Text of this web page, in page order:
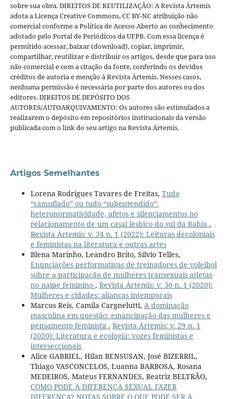
sobre sua obra. DIREITOS DE REUTILIZAÇÃO: A Revista Ártemis
adota a Licença Creative Commons, CC BY-NC atribuição não
comercial conforme a Política de Acesso Aberto ao conhecimento
adotado pelo Portal de Periódicos da UFPB. Com essa licença é
permitido acessar, baixar (download), copiar, imprimir,
compartilhar, reutilizar e distribuir os artigos, desde que para uso
não comercial e com a citação da fonte, conferindo os devidos
créditos de autoria e menção à Revista Ártemis. Nesses casos,
nenhuma permissão é necessária por parte dos autores ou dos
editores. DIREITOS DE DEPÓSITO DOS
AUTORES/AUTOARQUIVAMENTO: Os autores são estimulados a
realizarem o depósito em repositórios institucionais da versão
publicada com o link do seu artigo na Revista Ártemis.
Artigos Semelhantes
Lorena Rodrigues Tavares de Freitas, Tudo
“camuflado” ou tudo “subentendido”:
heteronormatividade, afetos e silenciamentos no
relacionamento de um casal lésbico do sul da Bahia ,
Revista Ártemis: v. 34 n. 1 (2022): Leituras decoloniais
e feministas na literatura e outras artes
Blena Marinho, Leandro Brito, Silvio Telles,
Enunciações performativas de treinadores de voleibol
sobre a participação de mulheres transexuais atletas
no naipe feminino , Revista Ártemis: v. 30 n. 1 (2020):
Mulheres e cidades: alianças intemporais
Marcus Reis, Camila Cargnelutti, A dominação
masculina em questão: emancipação das mulheres e
pensamento feminista , Revista Ártemis: v. 29 n. 1
(2020): Literatura e ecologia: vozes feministas e
interseccionais
Alice GABRIEL, Hilan BENSUSAN, José BIZERRIL,
Thiago VASCONCELOS, Luanna BARBOSA, Rosana
MEDEIROS, Mateus FERNANDES, Beatriz BELTRÃO,
COMO PODE A DIFERENÇA SEXUAL FAZER
DIFERENÇA? NOTAS SOBRE O QUE PODE SER A